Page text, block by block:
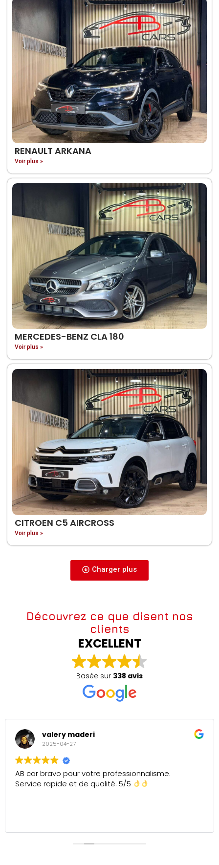
RENAULT ARKANA
Voir plus »
MERCEDES-BENZ CLA 180
Voir plus »
CITROEN C5 AIRCROSS
Voir plus »
Charger plus
Découvrez ce que disent nos
clients
EXCELLENT
Basée sur 338 avis
valery maderi
2025-04-27
AB car bravo pour votre professionnalisme.
Service rapide et de qualité. 5/5